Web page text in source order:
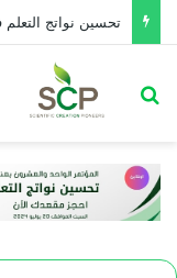
تحسین نواتج التعلم